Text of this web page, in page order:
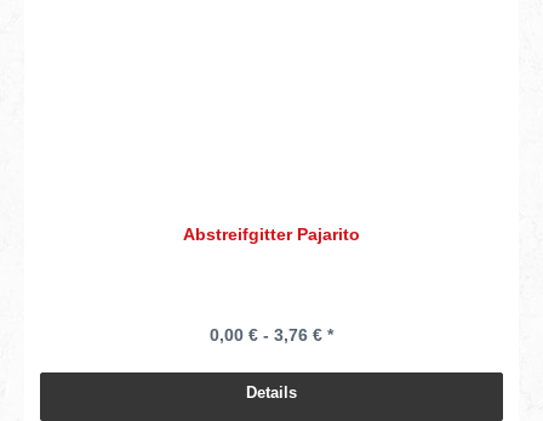
Abstreifgitter Pajarito
0,00 € - 3,76 € *
Details